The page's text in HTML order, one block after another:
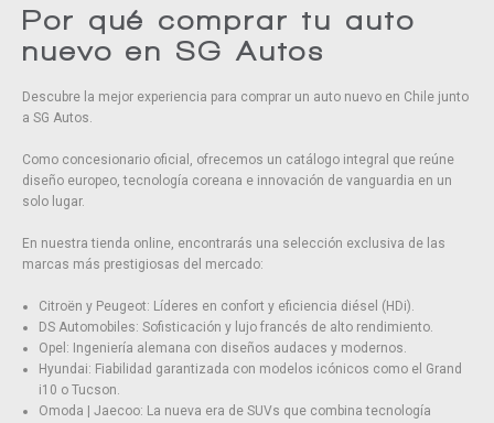
Por qué comprar tu auto
nuevo en SG Autos
Descubre la mejor experiencia para comprar un auto nuevo en Chile junto
a SG Autos.
Como concesionario oficial, ofrecemos un catálogo integral que reúne
diseño europeo, tecnología coreana e innovación de vanguardia en un
solo lugar.
En nuestra tienda online, encontrarás una selección exclusiva de las
marcas más prestigiosas del mercado:
Citroën y Peugeot: Líderes en confort y eficiencia diésel (HDi).
DS Automobiles: Sofisticación y lujo francés de alto rendimiento.
Opel: Ingeniería alemana con diseños audaces y modernos.
Hyundai: Fiabilidad garantizada con modelos icónicos como el Grand
i10 o Tucson.
Omoda | Jaecoo: La nueva era de SUVs que combina tecnología